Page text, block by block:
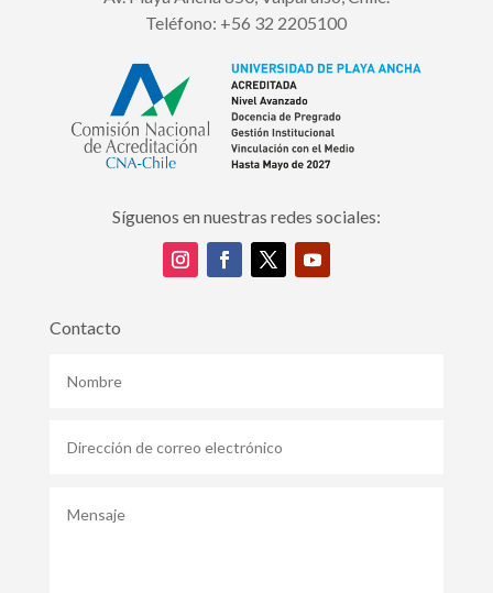
Teléfono: +56 32 2205100
Síguenos en nuestras redes sociales:
Contacto